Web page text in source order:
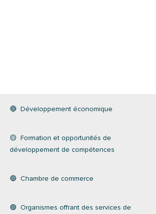
🔴 Développement économique
🟡 Formation et opportunités de
développement de compétences
🔵 Chambre de commerce
🟢 Organismes offrant des services de